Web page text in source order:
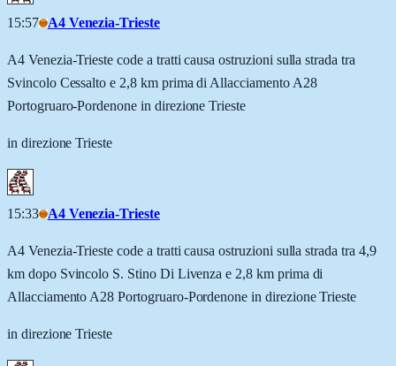
15:57 A4 Venezia-Trieste
A4 Venezia-Trieste code a tratti causa ostruzioni sulla strada tra
Svincolo Cessalto e 2,8 km prima di Allacciamento A28
Portogruaro-Pordenone in direzione Trieste
in direzione Trieste
15:33 A4 Venezia-Trieste
A4 Venezia-Trieste code a tratti causa ostruzioni sulla strada tra 4,9
km dopo Svincolo S. Stino Di Livenza e 2,8 km prima di
Allacciamento A28 Portogruaro-Pordenone in direzione Trieste
in direzione Trieste